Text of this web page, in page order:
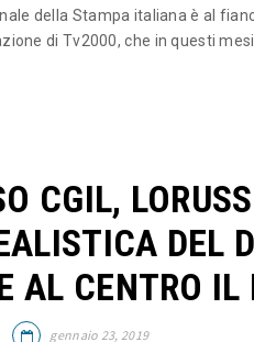
della Stampa italiana è al
di Tv2000, che in questi mesi
CGIL,
DEL
AL CENTRO IL
gennaio 23, 2019